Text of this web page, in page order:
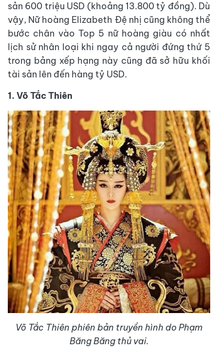
sản 600 triệu USD (khoảng 13.800 tỷ đồng). Dù
vậy, Nữ hoàng Elizabeth Đệ nhị cũng không thể
bước chân vào Top 5 nữ hoàng giàu có nhất
lịch sử nhân loại khi ngay cả người đứng thứ 5
trong bảng xếp hạng này cũng đã sở hữu khối
tài sản lên đến hàng tỷ USD.
1. Võ Tắc Thiên
Võ Tắc Thiên phiên bản truyền hình do Phạm
Băng Băng thủ vai.